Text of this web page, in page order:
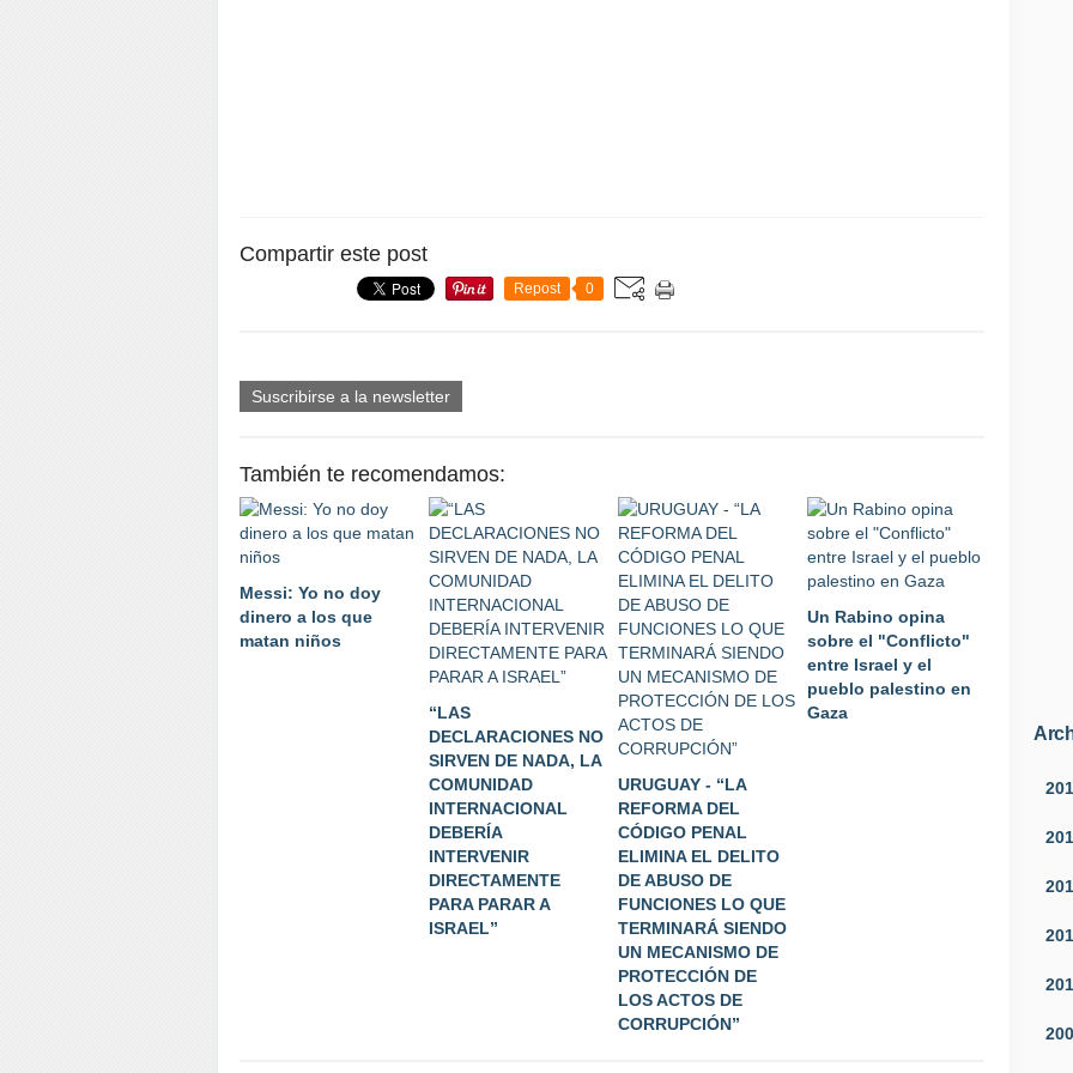
Compartir este post
Repost 0
Suscribirse a la newsletter
También te recomendamos:
Messi: Yo no doy
dinero a los que
matan niños
“LAS
DECLARACIONES NO
SIRVEN DE NADA, LA
COMUNIDAD
INTERNACIONAL
DEBERÍA
INTERVENIR
DIRECTAMENTE
PARA PARAR A
ISRAEL”
URUGUAY - “LA
REFORMA DEL
CÓDIGO PENAL
ELIMINA EL DELITO
DE ABUSO DE
FUNCIONES LO QUE
TERMINARÁ SIENDO
UN MECANISMO DE
PROTECCIÓN DE
LOS ACTOS DE
CORRUPCIÓN”
Un Rabino opina
sobre el "Conflicto"
entre Israel y el
pueblo palestino en
Gaza